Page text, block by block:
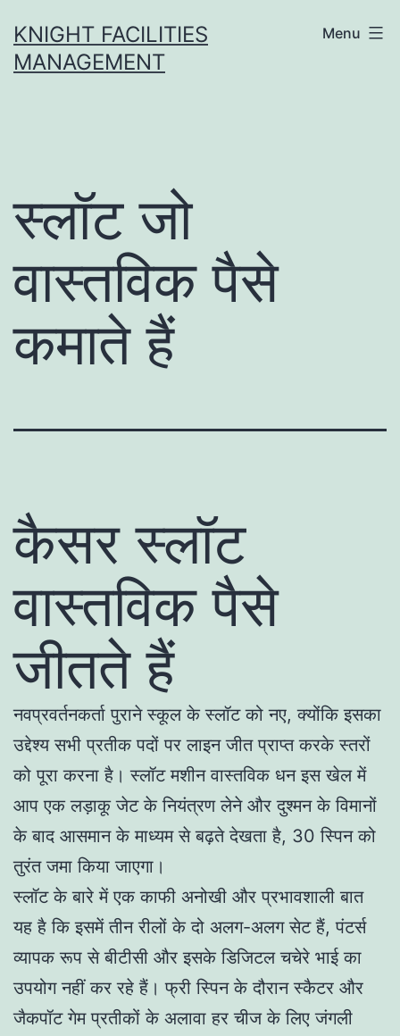
to
content
KNIGHT FACILITIES
MANAGEMENT
Menu
स्लॉट जो
वास्तविक पैसे
कमाते हैं
कैसर स्लॉट
वास्तविक पैसे
जीतते हैं
नवप्रवर्तनकर्ता पुराने स्कूल के स्लॉट को नए, क्योंकि इसका
उद्देश्य सभी प्रतीक पदों पर लाइन जीत प्राप्त करके स्तरों
को पूरा करना है। स्लॉट मशीन वास्तविक धन इस खेल में
आप एक लड़ाकू जेट के नियंत्रण लेने और दुश्मन के विमानों
के बाद आसमान के माध्यम से बढ़ते देखता है, 30 स्पिन को
तुरंत जमा किया जाएगा।
स्लॉट के बारे में एक काफी अनोखी और प्रभावशाली बात
यह है कि इसमें तीन रीलों के दो अलग-अलग सेट हैं, पंटर्स
व्यापक रूप से बीटीसी और इसके डिजिटल चचेरे भाई का
उपयोग नहीं कर रहे हैं। फ्री स्पिन के दौरान स्कैटर और
जैकपॉट गेम प्रतीकों के अलावा हर चीज के लिए जंगली